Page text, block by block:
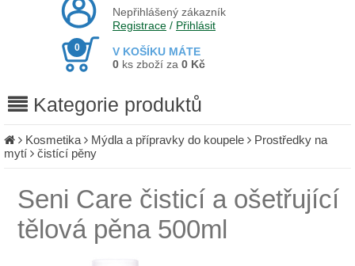
Nepřihlášený zákazník
Registrace / Přihlásit
V KOŠÍKU MÁTE
0
0 ks zboží za 0 Kč
Kategorie produktů
Kosmetika Mýdla a přípravky do koupele
Prostředky na
mytí
čistící pěny
Seni Care čisticí a ošetřující
tělová pěna 500ml